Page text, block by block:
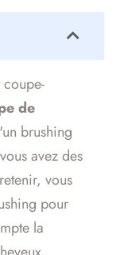
de
brushing
avez des
vous
pour
la